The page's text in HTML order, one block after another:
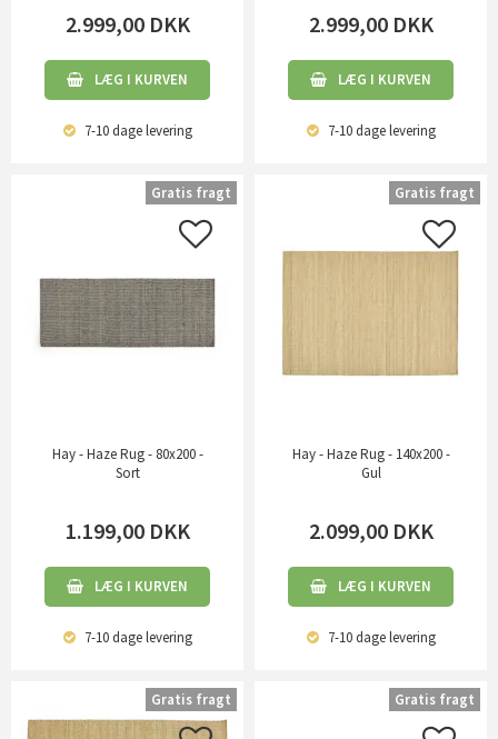
2.999,00 DKK
LÆG I KURVEN
7-10 dagelevering
2.999,00 DKK
LÆG I KURVEN
7-10 dagelevering
Hay - Haze Rug - 80x200 -
Sort
1.199,00 DKK
LÆG I KURVEN
7-10 dagelevering
Gratis fragt
Hay - Haze Rug - 140x200 -
Gul
2.099,00 DKK
LÆG I KURVEN
7-10 dagelevering
Gratis fragt
Gratis fragt Gratis fragt